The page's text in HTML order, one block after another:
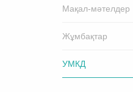
Мақал-мәтелдер
Жұмбақтар
УМКД